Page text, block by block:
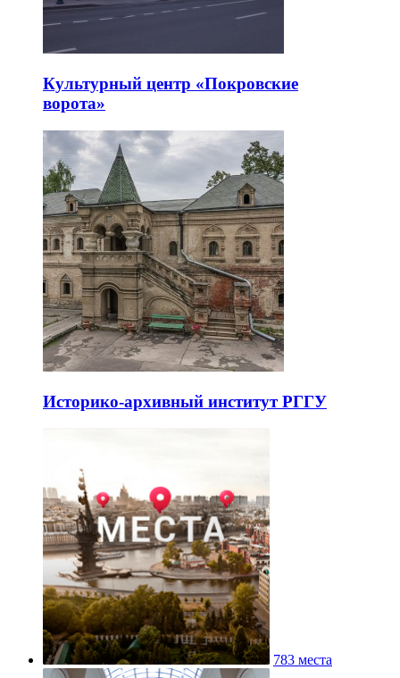
Культурный центр «Покровские
ворота»
Историко-архивный институт РГГУ
783 места